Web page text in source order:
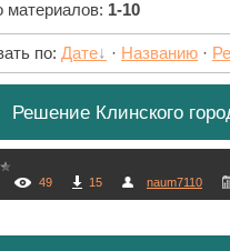
материалов: 1-10
по: Дате · Названию ·
Решение Клинского
49 15 naum7110